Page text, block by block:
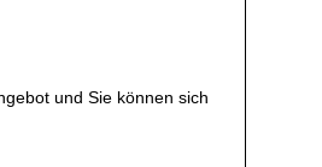
und Sie können sich